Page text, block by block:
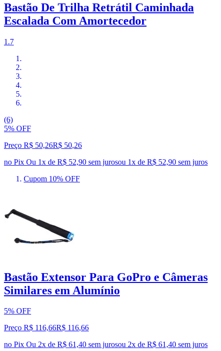
Bastão De Trilha Retrátil Caminhada
Escalada Com Amortecedor
1.7
(6)
5% OFF
Preço R$ 50,26R$ 50,26
no Pix Ou 1x de R$ 52,90 sem jurosou 1x de R$ 52,90 sem juros
Cupom 10% OFF
Bastão Extensor Para GoPro e Câmeras
Similares em Alumínio
5% OFF
Preço R$ 116,66R$ 116,66
no Pix Ou 2x de R$ 61,40 sem jurosou 2x de R$ 61,40 sem juros